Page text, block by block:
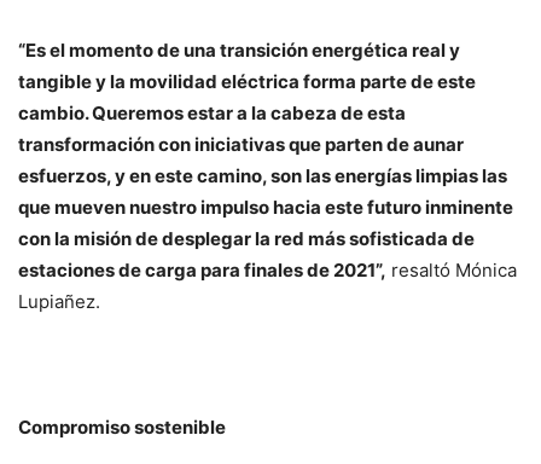
“Es el momento de una transición energética real y
tangible y la movilidad eléctrica forma parte de este
cambio. Queremos estar a la cabeza de esta
transformación con iniciativas que parten de aunar
esfuerzos, y en este camino, son las energías limpias las
que mueven nuestro impulso hacia este futuro inminente
con la misión de desplegar la red más sofisticada de
estaciones de carga para finales de 2021”, resaltó Mónica
Lupiañez.
Compromiso sostenible